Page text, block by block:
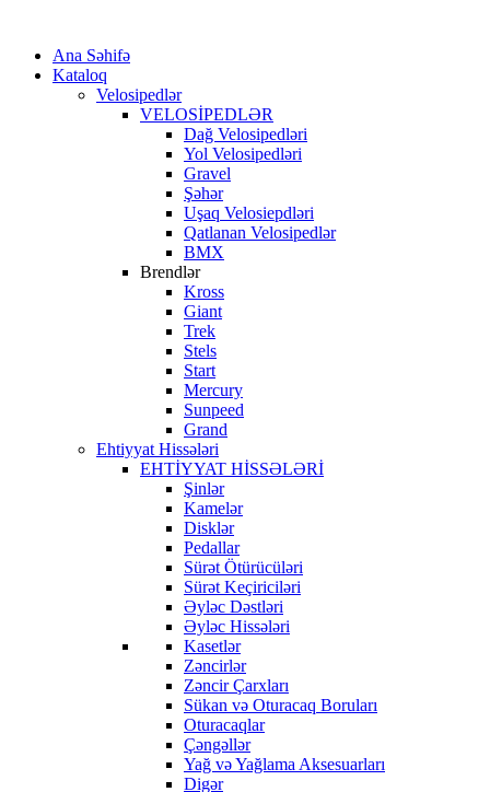
Ana Səhifə
Kataloq
Velosipedlər
VELOSİPEDLƏR
Dağ Velosipedləri
Yol Velosipedləri
Gravel
Şəhər
Uşaq Velosiepdləri
Qatlanan Velosipedlər
BMX
Brendlər
Kross
Giant
Trek
Stels
Start
Mercury
Sunpeed
Grand
Ehtiyyat Hissələri
EHTİYYAT HİSSƏLƏRİ
Şinlər
Kamelər
Disklər
Pedallar
Sürət Ötürücüləri
Sürət Keçiriciləri
Əyləc Dəstləri
Əyləc Hissələri
Kasetlər
Zəncirlər
Zəncir Çarxları
Sükan və Oturacaq Boruları
Oturacaqlar
Çəngəllər
Yağ və Yağlama Aksesuarları
Digər